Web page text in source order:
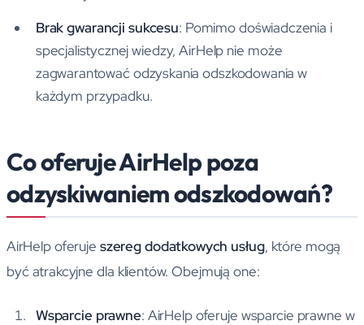
Brak gwarancji sukcesu: Pomimo doświadczenia i
specjalistycznej wiedzy, AirHelp nie może
zagwarantować odzyskania odszkodowania w
każdym przypadku.
Co oferuje AirHelp poza
odzyskiwaniem odszkodowań?
AirHelp oferuje szereg dodatkowych usług, które mogą
być atrakcyjne dla klientów. Obejmują one:
Wsparcie prawne: AirHelp oferuje wsparcie prawne w